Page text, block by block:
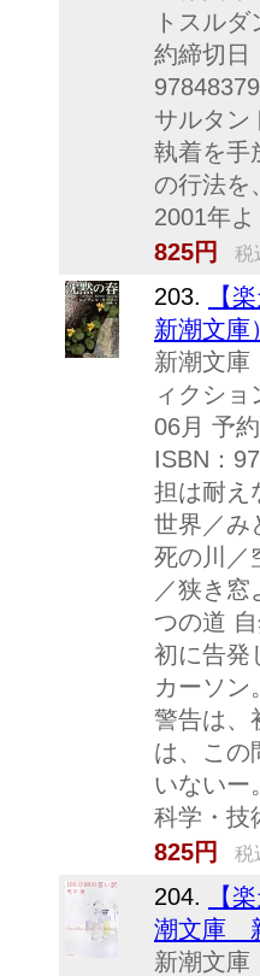
トスル
約締切日
サルタン
執着を手
の行法を
2001年
825円
税
203.
【
新潮文庫
新潮文
ィクシ
06月 予
ISBN：
担は耐え
世界／み
死の川／
／狭き
つの道
初に告発
カーソン
警告は、
は、この
いないー
科学・技
825円
税
204.
【
潮文庫
新潮文